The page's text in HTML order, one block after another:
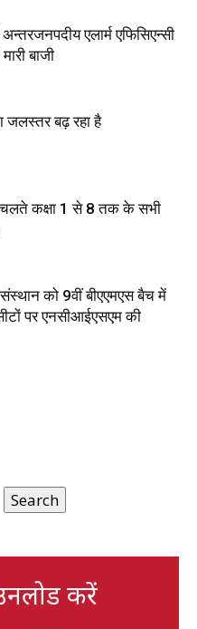
एलार्म एफिसिएन्सी
बाजी
जलस्तर बढ़ रहा है
चलते कक्षा 1 से 8 तक के सभी
को 9वीं बीएएमएस बैच में
पर एनसीआईएसएम की
Search
करें